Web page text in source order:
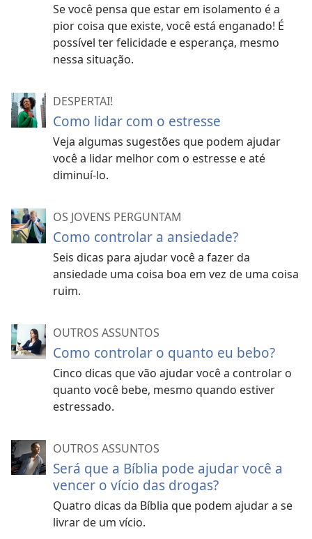
Se você pensa que estar em isolamento é a
pior coisa que existe, você está enganado! É
possível ter felicidade e esperança, mesmo
nessa situação.
DESPERTAI!
Como lidar com o estresse
Veja algumas sugestões que podem ajudar
você a lidar melhor com o estresse e até
diminuí-lo.
OS JOVENS PERGUNTAM
Como controlar a ansiedade?
Seis dicas para ajudar você a fazer da
ansiedade uma coisa boa em vez de uma coisa
ruim.
OUTROS ASSUNTOS
Como controlar o quanto eu bebo?
Cinco dicas que vão ajudar você a controlar o
quanto você bebe, mesmo quando estiver
estressado.
OUTROS ASSUNTOS
Será que a Bíblia pode ajudar você a
vencer o vício das drogas?
Quatro dicas da Bíblia que podem ajudar a se
livrar de um vício.